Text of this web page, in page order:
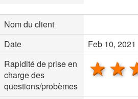
Nom du client
Date
Feb 10, 2021
Rapidité de prise en
charge des
questions/probèmes
1